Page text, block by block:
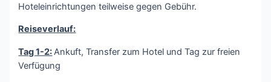
Hoteleinrichtungen teilweise gegen Gebühr.
Reiseverlauf:
Tag 1-2:Ankuft, Transfer zum Hotel und Tag zur freien
Verfügung